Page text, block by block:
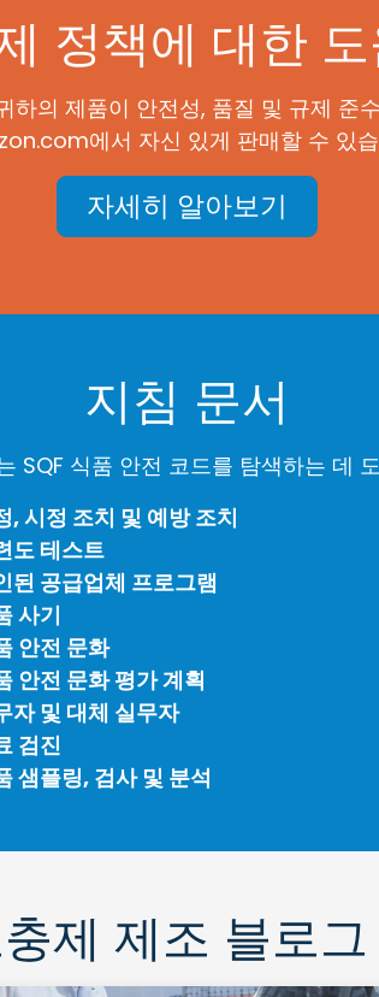
정책에 대한
하의 제품이 안전성, 품질 및 규제 준
에서 자신 있게 판매할 수 있
자세히 알아보기
지침 문서
SQF 식품 안전 코드를 탐색하는 데
, 시정 조치 및 예방 조치
도 테스트
된 공급업체 프로그램
사기
안전 문화
안전 문화 평가 계획
자 및 대체 실무자
검진
샘플링, 검사 및 분석
제 제조 블로